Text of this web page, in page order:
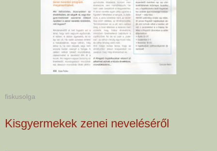
fiskusolga
Kisgyermekek zenei neveléséről